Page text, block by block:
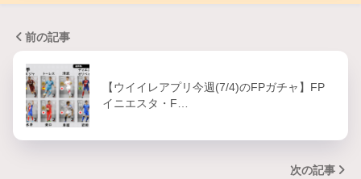
前の記事
【ウイイレアプリ今週(7/4)のFPガチャ】FP
イニエスタ・F…
次の記事